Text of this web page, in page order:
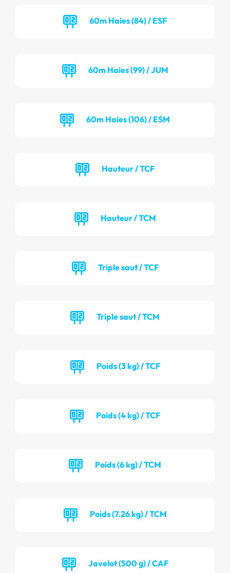
60m Haies (84) / ESF
60m Haies (99) / JUM
60m Haies (106) / ESM
Hauteur / TCF
Hauteur / TCM
Triple saut / TCF
Triple saut / TCM
Poids (3 kg) / TCF
Poids (4 kg) / TCF
Poids (6 kg) / TCM
Poids (7.26 kg) / TCM
Javelot (500 g) / CAF